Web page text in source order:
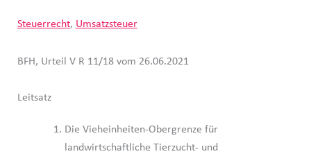
Steuerrecht, Umsatzsteuer
BFH, Urteil V R 11/18 vom 26.06.2021
Leitsatz
Die Vieheinheiten-Obergrenze für
landwirtschaftliche Tierzucht- und